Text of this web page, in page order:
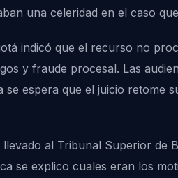
una celeridad en el caso
indicó que el recurso no
y fraude procesal. Las
espera que el juicio retome
al Tribunal Superior de
se explico cuales eran los